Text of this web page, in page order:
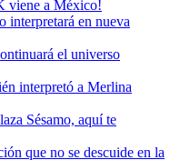
viene a México!
interpretará en nueva
el universo
interpretó a Merlina
Sésamo, aquí te
que no se descuide en la